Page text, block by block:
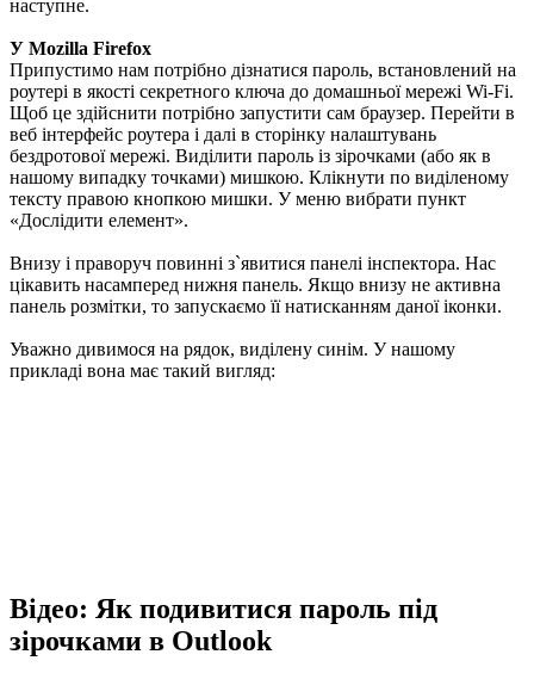
наступне.
У Mozilla Firefox
Припустимо нам потрібно дізнатися пароль, встановлений на
роутері в якості секретного ключа до домашньої мережі Wi-Fi.
Щоб це здійснити потрібно запустити сам браузер. Перейти в
веб інтерфейс роутера і далі в сторінку налаштувань
бездротової мережі. Виділити пароль із зірочками (або як в
нашому випадку точками) мишкою. Клікнути по виділеному
тексту правою кнопкою мишки. У меню вибрати пункт
«Дослідити елемент».
Внизу і праворуч повинні з`явитися панелі інспектора. Нас
цікавить насамперед нижня панель. Якщо внизу не активна
панель розмітки, то запускаємо її натисканням даної іконки.
Уважно дивимося на рядок, виділену синім. У нашому
прикладі вона має такий вигляд:
Відео: Як подивитися пароль під
зірочками в Outlook